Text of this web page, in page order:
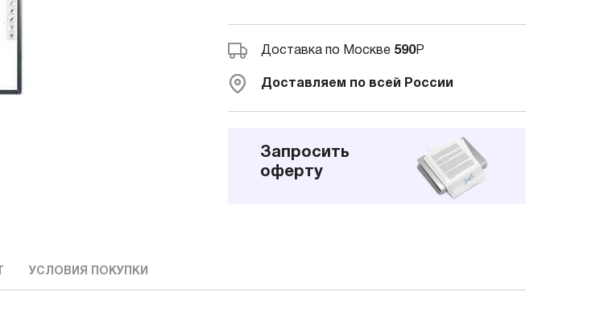
Доставка по Москве 590Р
Доставляем по всей России
Запросить
оферту
УСЛОВИЯ ПОКУПКИ